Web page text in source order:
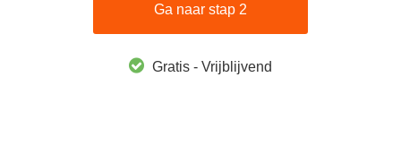
Ga naar stap 2
Gratis - Vrijblijvend